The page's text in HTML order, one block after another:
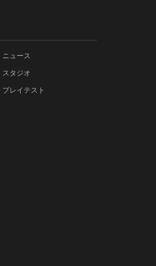
ニュース
スタジオ
プレイテスト